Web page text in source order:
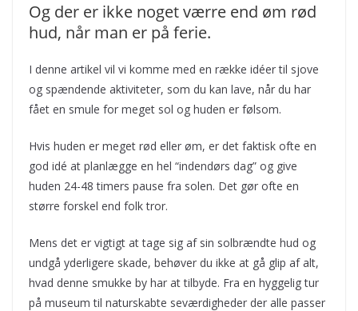
Og der er ikke noget værre end øm rød
hud, når man er på ferie.
I denne artikel vil vi komme med en række idéer til sjove
og spændende aktiviteter, som du kan lave, når du har
fået en smule for meget sol og huden er følsom.
Hvis huden er meget rød eller øm, er det faktisk ofte en
god idé at planlægge en hel “indendørs dag” og give
huden 24-48 timers pause fra solen. Det gør ofte en
større forskel end folk tror.
Mens det er vigtigt at tage sig af sin solbrændte hud og
undgå yderligere skade, behøver du ikke at gå glip af alt,
hvad denne smukke by har at tilbyde. Fra en hyggelig tur
på museum til naturskabte seværdigheder der alle passer